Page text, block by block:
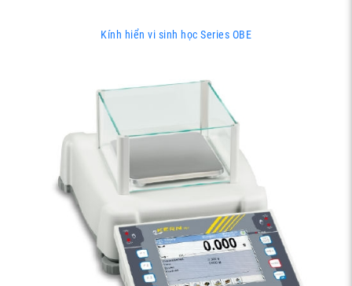
Kính hiển vi sinh học Series OBE